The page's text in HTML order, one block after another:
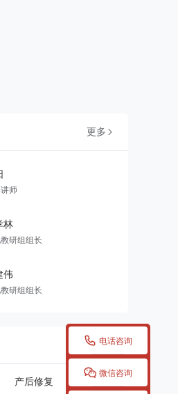
 电话咨询
 微信咨询
更多 
师
林
研组组长
伟
研组组长
产后修复